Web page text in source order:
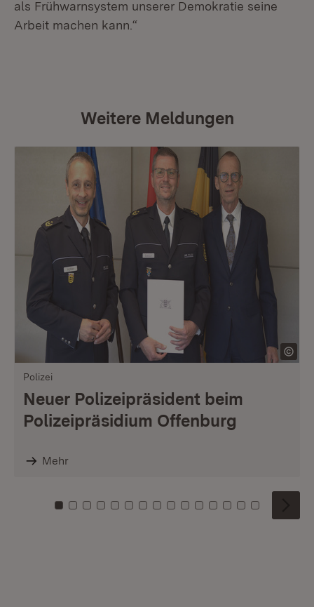
als Frühwarnsystem unserer Demokratie seine
Arbeit machen kann.“
Weitere Meldungen
Polizei
Neuer Polizeipräsident beim
Polizeipräsidium Offenburg
Mehr
Zu Kachel: 0
Zu Kachel: 1
Zu Kachel: 2
Zu Kachel: 3
Zu Kachel: 4
Zu Kachel: 5
Zu Kachel: 6
Zu Kachel: 7
Zu Kachel: 8
Zu Kachel: 9
Zu Kachel: 10
Zu Kachel: 11
Zu Kachel: 12
Zu Kachel:
Zu